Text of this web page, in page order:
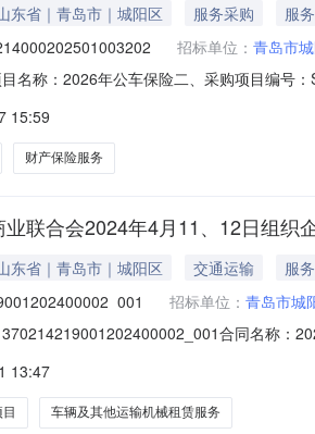
东省｜青岛市｜城阳区 服务采购
服务
招标单位： 青岛市
名称：2026年公车保险二、采购项目编号
成员：八、项目联系人信息：戴志鹏联系
15:59
财产保险服务
联合会2024年4月11、12日组织
东省｜青岛市｜城阳区 交通运输
服务
招标单位： 青岛市城
合同名称：
东省青岛市市北区温州路1号1-24B联系方
13:47
车辆及其他运输机械租赁服务